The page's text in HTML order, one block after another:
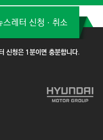
신청은 1분이면 충분합니다.
스레터 신청ㆍ취소